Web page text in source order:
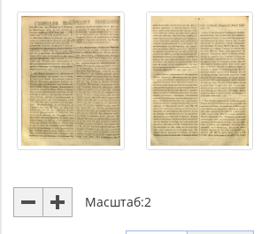
Масштаб:2